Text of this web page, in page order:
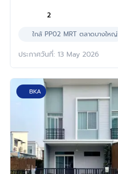
2
ใกล้ PP02 MRT ตลาดบางใหญ่
ประกาศวันที่: 13 May 2026
BKA